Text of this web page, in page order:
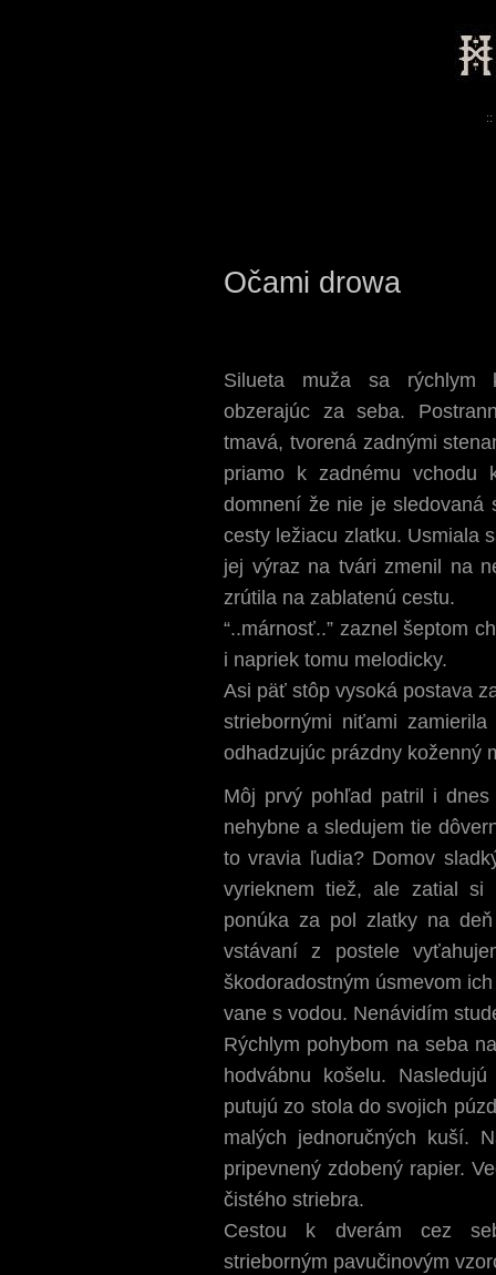
::
Očami drowa
Silueta muža sa rýchlym
obzerajúc za seba.
tmavá, tvorená zadnými
priamo k zadnému vchodu
domnení že nie je sledovaná
cesty ležiacu zlatku. Usmiala
jej výraz na tvári zmenil na
zrútila na zablatenú cestu.
“..márnosť..” zaznel šeptom
i napriek tomu melodicky.
Asi päť stôp vysoká postava
striebornými niťami
odhadzujúc prázdny koženný
Môj prvý pohľad patril i
nehybne a sledujem tie
to vravia ľudia? Domov
vyrieknem tiež, ale zatial si
ponúka za pol zlatky na
vstávaní z postele
škodoradostným úsmevom
vane s vodou. Nenávidím
Rýchlym pohybom na seba
hodvábnu košelu.
putujú zo stola do svojich
malých jednoručných kuší.
pripevnený zdobený rapier.
čistého striebra.
Cestou k dverám cez
strieborným pavučinovým